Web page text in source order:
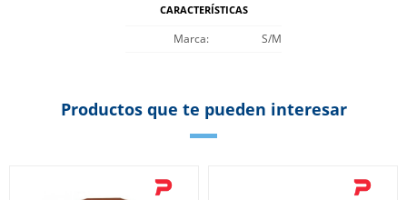
CARACTERÍSTICAS
Marca S/M
Productos que te pueden interesar